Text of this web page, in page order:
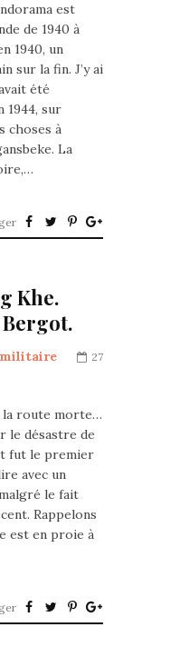
est
de 1940 à
1940, un
sur la fin. J’y ai
été
1944, sur
choses à
La
Khe.
27
la route morte…
le désastre de
fut le premier
avec un
le fait
Rappelons
est en proie à